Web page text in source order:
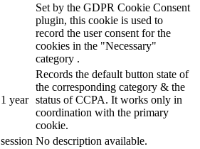
Set by the GDPR Cookie Consent
plugin, this cookie is used to
record the user consent for the
cookies in the "Necessary"
category .
1 year
Records the default button state of
the corresponding category & the
status of CCPA. It works only in
coordination with the primary
cookie.
session No description available.